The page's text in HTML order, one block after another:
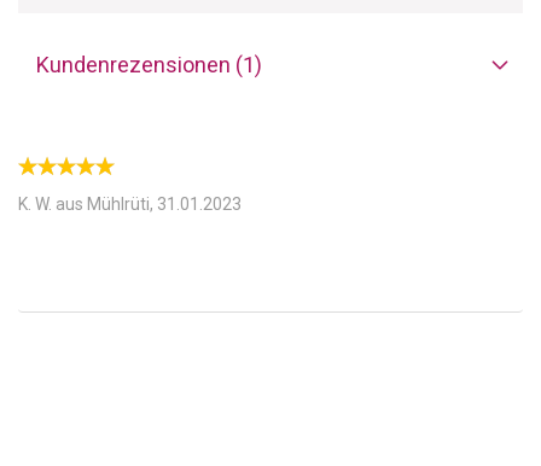
Kundenrezensionen (1)
K. W. aus Mühlrüti, 31.01.2023